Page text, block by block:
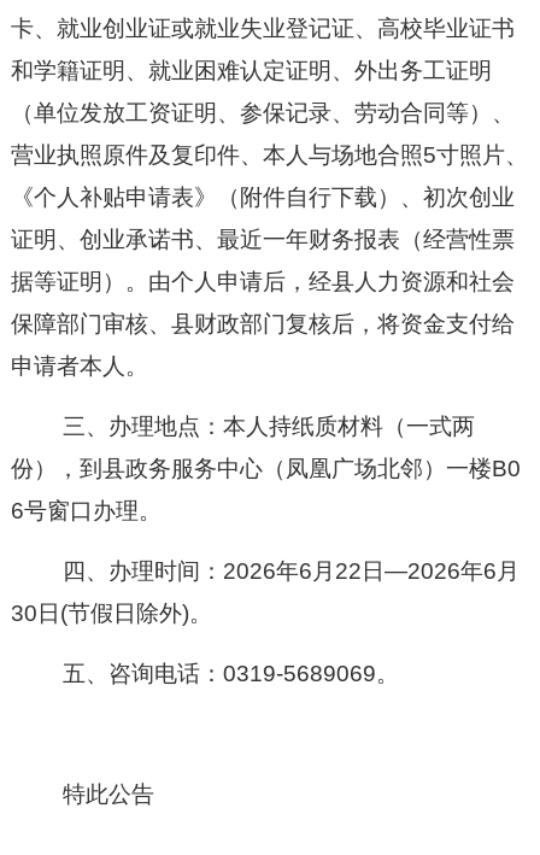
卡、 就业创业证或就业失业登记证、高校毕业证书
和学籍证明 、 就业困难认定证明、 外出务工证明
（单位发放工资证明 、参保记录、劳动合同等） 、
营业执照原件及复印件、本人与场地合照5寸照片、
《个人补贴申请表》（附件自行下载）、初次创业
证明、 创业承诺书、最近一年财务报表 （经营性票
据等证明） 。 由个人申请后，经县人力资源和社会
保障部门审核、县财政部门复核后，将资金支付给
申请者本人。
三、办理地点： 本人持纸质材料（一式两
份）
， 到县政务服务中心（凤凰广场北邻）一楼B0
6号窗口办理。
四 、 办理 时间 ： 2026年6 月 22 日—2026年6 月
30 日 (节假日除外)。
五、 咨询电话： 0319-5689069。
特此公告